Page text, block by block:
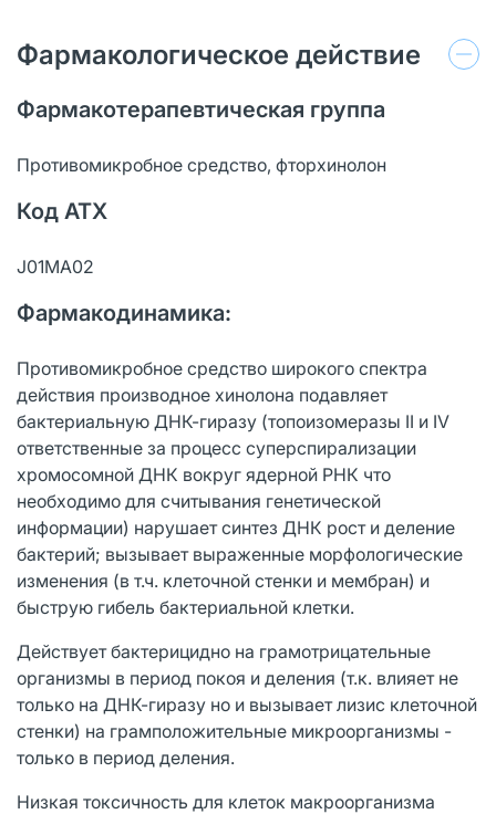
Фармакологическое действие
Фармакотерапевтическая группа
Противомикробное средство, фторхинолон
Код АТХ
J01MA02
Фармакодинамика:
Противомикробное средство широкого спектра
действия производное хинолона подавляет
бактериальную ДНК-гиразу (топоизомеразы II и IV
ответственные за процесс суперспирализации
хромосомной ДНК вокруг ядерной РНК что
необходимо для считывания генетической
информации) нарушает синтез ДНК рост и деление
бактерий; вызывает выраженные морфологические
изменения (в т.ч. клеточной стенки и мембран) и
быструю гибель бактериальной клетки.
Действует бактерицидно на грамотрицательные
организмы в период покоя и деления (т.к. влияет не
только на ДНК-гиразу но и вызывает лизис клеточной
стенки) на грамположительные микроорганизмы -
только в период деления.
Низкая токсичность для клеток макроорганизма